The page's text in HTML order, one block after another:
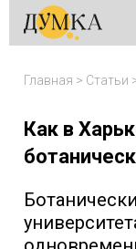
Главная > Статьи
Как в